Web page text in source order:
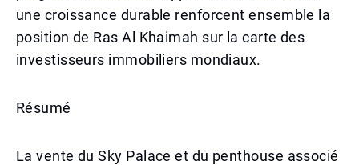
une croissance durable renforcent ensemble la
position de Ras Al Khaimah sur la carte des
investisseurs immobiliers mondiaux.
Résumé
La vente du Sky Palace et du penthouse associé